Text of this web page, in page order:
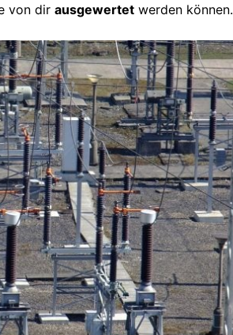
von dir ausgewertet werden können.